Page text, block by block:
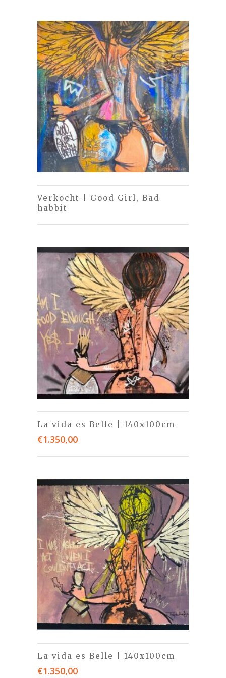
Verkocht | Good Girl, Bad
habbit
La vida es Belle | 140x100cm
€1.350,00
La vida es Belle | 140x100cm
€1.350,00